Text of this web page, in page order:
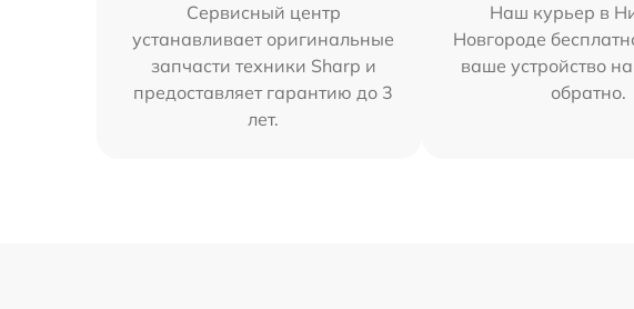
Сервисный центр
устанавливает оригинальные
запчасти техники Sharp и
предоставляет гарантию до 3
лет.
Наш курьер в
Новгороде
ваше устройство
обратно.